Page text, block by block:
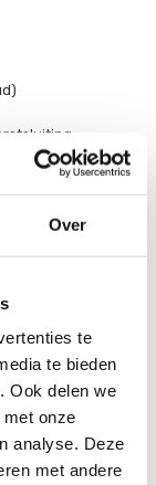
Over
te
te bieden
Ook delen we
onze
analyse. Deze
met andere
maakt